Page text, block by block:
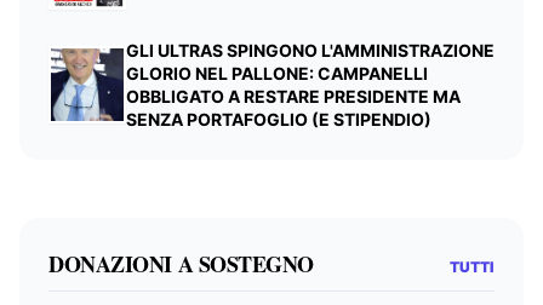
GLI ULTRAS SPINGONO L'AMMINISTRAZIONE
GLORIO NEL PALLONE: CAMPANELLI
OBBLIGATO A RESTARE PRESIDENTE MA
SENZA PORTAFOGLIO (E STIPENDIO)
DONAZIONI A SOSTEGNO TUTTI